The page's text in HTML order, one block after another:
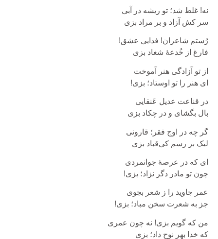
نه! غلط شد؛ تو ریشه‌ در آبی
سر کش آزاد و بر مراد بزی
رُستم شاعران! فدایی عشق!
فارغ از خُدعۀ شغاد بزی
از تو آزادگی هنر آموخت
ای هنر را تو اوستاد؛ بزی!
در قناعت عدیل عَنقایی
بال بگشای و در چکاد بزی
گر چه در اوج فقر؛ قارونی
لیک بر رسم کی‌قباد بزی
ای که در عرصۀ جوانمردی
چون تو مادر دگر نزاد؛ بزی!
عمر جاوید را ز شعر بجوی
جز به شعرت سخن مباد؛ بزی!
من که گویم بزی! نه چون عمری
که خدا بهر نوح داد؛ بزی